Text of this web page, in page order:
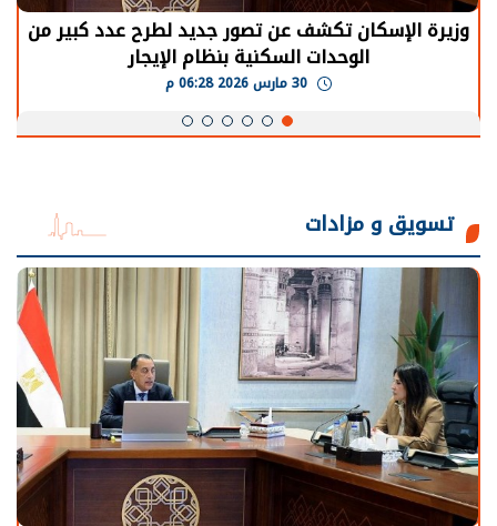
وزيرة الإسكان تكشف عن تصور جديد لطرح عدد كبير من
الوحدات السكنية بنظام الإيجار
تسويق و مزادات